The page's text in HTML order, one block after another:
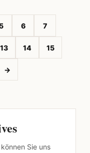
5 6 7
13 14 15
→
Sie uns